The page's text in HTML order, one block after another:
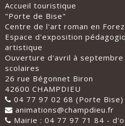
Accueil touristique
"Porte de Bise"
Centre de l'art roman en Forez
Espace d'exposition
artistique
Ouverture d'avril à septembre
scolaires
26 rue Bégonnet Biron
42600 CHAMPDIEU
04 77 97 02 68 (Porte Bise)
animations@champdieu.fr
Mairie : 04 77 97 71 84 -